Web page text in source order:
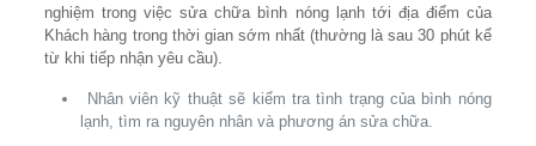
nghiệm trong việc sửa chữa bình nóng lạnh tới địa điểm của
Khách hàng trong thời gian sớm nhất (thường là sau 30 phút kể
từ khi tiếp nhận yêu cầu).
Nhân viên kỹ thuật sẽ kiểm tra tình trạng của bình nóng
lạnh, tìm ra nguyên nhân và phương án sửa chữa.